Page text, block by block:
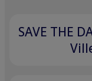
SAVE THE